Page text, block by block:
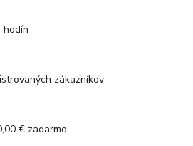
hodín
zákazníkov
€ zadarmo